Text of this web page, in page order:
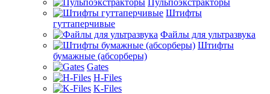
Пульпоэкстракторы
Штифты
гуттаперчивые
Файлы для ультразвука
Штифты
бумажные (абсорберы)
Gates
H-Files
K-Files